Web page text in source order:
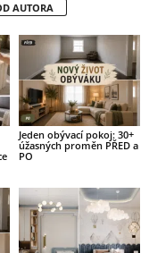
AUTORA
Jeden obývací pokoj: 30+
úžasných proměn PŘED a
PO